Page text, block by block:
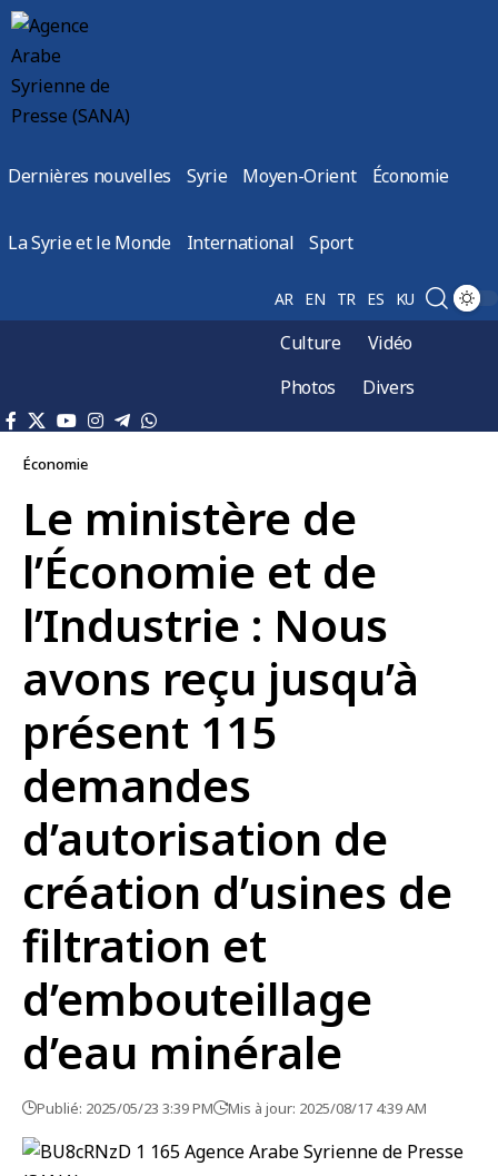
Dernières nouvelles Syrie Moyen-Orient Économie
La Syrie et le Monde International Sport
AR EN TR ES KU
Culture
Vidéo
Photos
Divers
Économie
Le ministère de
l’Économie et de
l’Industrie : Nous
avons reçu jusqu’à
présent 115
demandes
d’autorisation de
création d’usines de
filtration et
d’embouteillage
d’eau minérale
Publié: 2025/05/23 3:39 PM Mis à jour: 2025/08/17 4:39 AM